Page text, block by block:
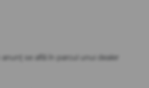
se află în parcul unui dealer